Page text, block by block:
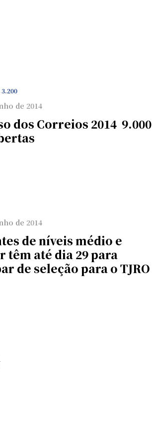
de 2014
dos Correios 2014  9.000
de 2014
de níveis médio e
têm até dia 29 para
de seleção para o TJRO